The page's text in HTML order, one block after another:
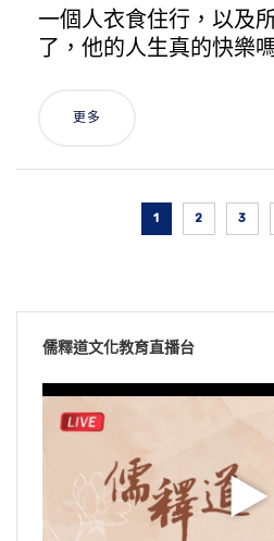
一個人衣食住行，以及
了，他的人生真的快樂
更多
1 2 3
儒釋道文化教育直播台